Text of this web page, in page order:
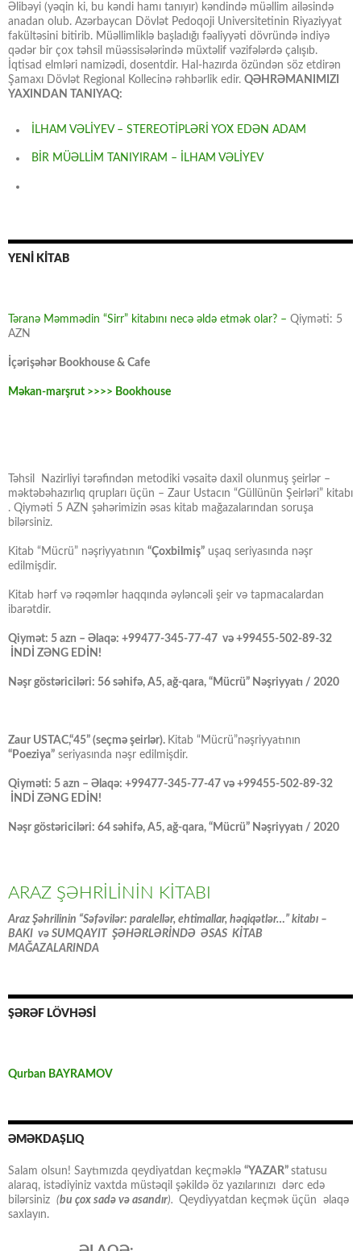
Əlibəyi (yəqin ki, bu kəndi hamı tanıyır) kəndində müəllim ailəsində
anadan olub. Azərbaycan Dövlət Pedoqoji Universitetinin Riyaziyyat
fakültəsini bitirib. Müəllimliklə başladığı fəaliyyəti dövründə indiyə
qədər bir çox təhsil müəssisələrində müxtəlif vəzifələrdə çalışıb.
İqtisad elmləri namizədi, dosentdir. Hal-hazırda özündən söz etdirən
Şamaxı Dövlət Regional Kollecinə rəhbərlik edir. QƏHRƏMANIMIZI
YAXINDAN TANIYAQ:
İLHAM VƏLİYEV – STEREOTİPLƏRİ YOX EDƏN ADAM
BİR MÜƏLLİM TANIYIRAM – İLHAM VƏLİYEV
YENİ KİTAB
Təranə Məmmədin “Sirr” kitabını necə əldə etmək olar? – Qiyməti: 5
AZN
İçərişəhər Bookhouse & Cafe
Məkan-marşrut >>>> Bookhouse
Təhsil Nazirliyi tərəfindən metodiki vəsaitə daxil olunmuş şeirlər –
məktəbəhazırlıq qrupları üçün – Zaur Ustacın “Güllünün Şeirləri” kitabı
. Qiyməti 5 AZN şəhərimizin əsas kitab mağazalarından soruşa
bilərsiniz.
Kitab “Mücrü” nəşriyyatının “Çoxbilmiş” uşaq seriyasında nəşr
edilmişdir.
Kitab hərf və rəqəmlər haqqında əyləncəli şeir və tapmacalardan
ibarətdir.
Qiymət: 5 azn – Əlaqə: +99477-345-77-47 və +99455-502-89-32
İNDİ ZƏNG EDİN!
Nəşr göstəriciləri: 56 səhifə, A5, ağ-qara, “Mücrü” Nəşriyyatı / 2020
Zaur USTAC,“45” (seçmə şeirlər). Kitab “Mücrü”nəşriyyatının
“Poeziya” seriyasında nəşr edilmişdir.
Qiyməti: 5 azn – Əlaqə: +99477-345-77-47 və +99455-502-89-32
İNDİ ZƏNG EDİN!
Nəşr göstəriciləri: 64 səhifə, A5, ağ-qara, “Mücrü” Nəşriyyatı / 2020
ARAZ ŞƏHRİLİNİN KİTABI
Araz Şəhrilinin “Səfəvilər: paralellər, ehtimallar, həqiqətlər…” kitabı –
BAKI və SUMQAYIT ŞƏHƏRLƏRİNDƏ ƏSAS KİTAB
MAĞAZALARINDA
ŞƏRƏF LÖVHƏSİ
Qurban BAYRAMOV
ƏMƏKDAŞLIQ
Salam olsun! Saytımızda qeydiyatdan keçməklə “YAZAR” statusu
alaraq, istədiyiniz vaxtda müstəqil şəkildə öz yazılarınızı dərc edə
bilərsiniz (bu çox sadə və asandır). Qeydiyyatdan keçmək üçün əlaqə
saxlayın.